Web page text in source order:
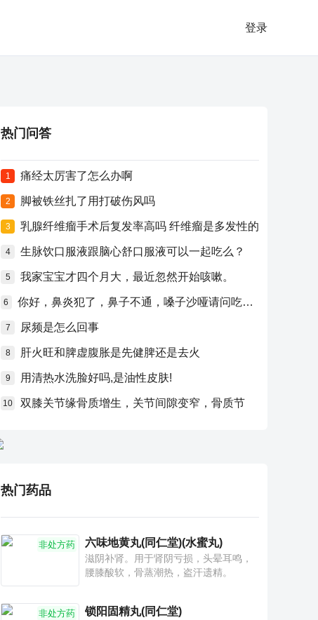
登录
热门问答
1 痛经太厉害了怎么办啊
2 脚被铁丝扎了用打破伤风吗
3 乳腺纤维瘤手术后复发率高吗 纤维瘤是多发性的
4 生脉饮口服液跟脑心舒口服液可以一起吃么？
5 我家宝宝才四个月大，最近忽然开始咳嗽。
6 你好，鼻炎犯了，鼻子不通，嗓子沙哑请问吃什么药比较好？
7 尿频是怎么回事
8 肝火旺和脾虚腹胀是先健脾还是去火
9 用清热水洗脸好吗,是油性皮肤!
10 双膝关节缘骨质增生，关节间隙变窄，骨质节
热门药品
非处方药 六味地黄丸(同仁堂)(水蜜丸)
滋阴补肾。用于肾阴亏损，头晕耳鸣，
腰膝酸软，骨蒸潮热，盗汗遗精。
非处方药 锁阳固精丸(同仁堂)